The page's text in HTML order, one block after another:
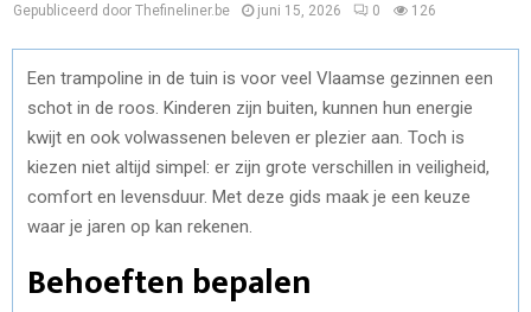
Gepubliceerd door Thefineliner.be juni 15, 2026 0 126
Een trampoline in de tuin is voor veel Vlaamse gezinnen een
schot in de roos. Kinderen zijn buiten, kunnen hun energie
kwijt en ook volwassenen beleven er plezier aan. Toch is
kiezen niet altijd simpel: er zijn grote verschillen in veiligheid,
comfort en levensduur. Met deze gids maak je een keuze
waar je jaren op kan rekenen.
Behoeften bepalen